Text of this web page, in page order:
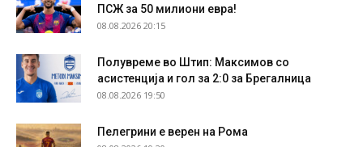
ПСЖ за 50 милиони евра!
08.08.2026 20:15
Полувреме во Штип: Максимов со
асистенција и гол за 2:0 за Брегалница
08.08.2026 19:50
Пелегрини е верен на Рома